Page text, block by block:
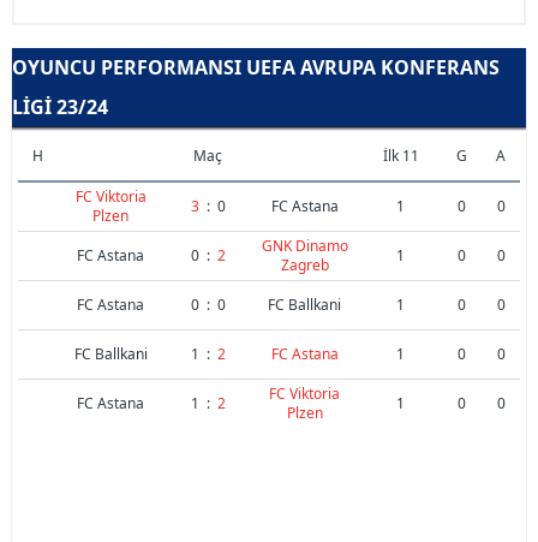
OYUNCU PERFORMANSI UEFA AVRUPA KONFERANS
LIGI 23/24
H Maç İlk 11 G
A
FC Viktoria
Plzen
3 : 0 FC Astana 1 0 0
FC Astana 0 : 2
GNK Dinamo
Zagreb
1 0 0
FC Astana 0 : 0 FC Ballkani 1 0 0
FC Ballkani 1 : 2 FC Astana 1 0 0
FC Astana 1 : 2
FC Viktoria
Plzen
1 0 0